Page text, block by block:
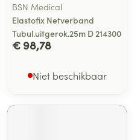
BSN Medical
Elastofix Netverband
Tubul.uitgerok.25m D 214300
€ 98,78
Niet beschikbaar